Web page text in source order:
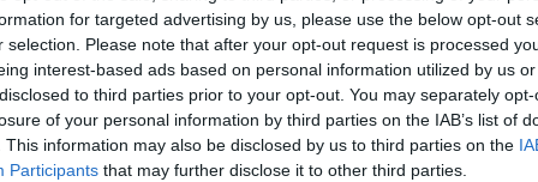
for targeted advertising by us, please use the below opt-out
selection. Please note that after your opt-out request is processed
interest-based ads based on personal information utilized by us
to third parties prior to your opt-out. You may separately
of your personal information by third parties on the IAB’s list of
This information may also be disclosed by us to third parties on the
Participants that may further disclose it to other third parties.
Πριν 2 ημέρες
Ελαιοκομικό Μητρώο: Ξεκινά η
προετοιμασία των ελαιοπαραγωγών στη
Χίο